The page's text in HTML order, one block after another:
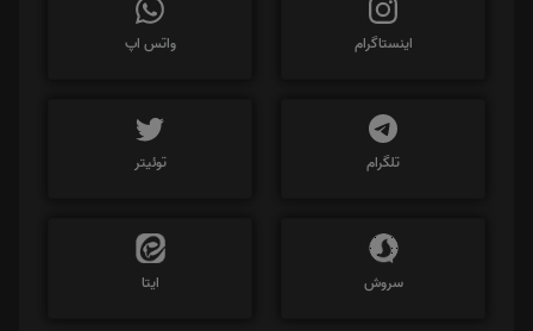
اینستاگرام واتس اپ
تلگرام توئیتر
سروش ایتا